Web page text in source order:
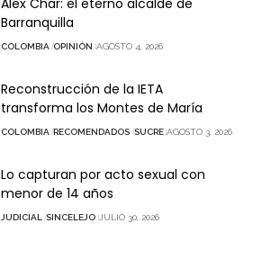
Alex Char: el eterno alcalde de
Barranquilla
COLOMBIA OPINIÓN AGOSTO 4, 2026
Reconstrucción de la IETA
transforma los Montes de María
COLOMBIA RECOMENDADOS SUCRE AGOSTO 3, 2026
Lo capturan por acto sexual con
menor de 14 años
JUDICIAL SINCELEJO JULIO 30, 2026